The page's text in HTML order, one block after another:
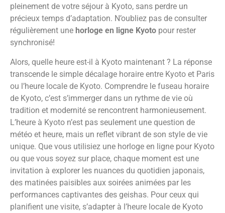
pleinement de votre séjour à Kyoto, sans perdre un
précieux temps d’adaptation. N’oubliez pas de consulter
régulièrement une horloge en ligne Kyoto pour rester
synchronisé!
Alors, quelle heure est-il à Kyoto maintenant ? La réponse
transcende le simple décalage horaire entre Kyoto et Paris
ou l’heure locale de Kyoto. Comprendre le fuseau horaire
de Kyoto, c’est s’immerger dans un rythme de vie où
tradition et modernité se rencontrent harmonieusement.
L’heure à Kyoto n’est pas seulement une question de
météo et heure, mais un reflet vibrant de son style de vie
unique. Que vous utilisiez une horloge en ligne pour Kyoto
ou que vous soyez sur place, chaque moment est une
invitation à explorer les nuances du quotidien japonais,
des matinées paisibles aux soirées animées par les
performances captivantes des geishas. Pour ceux qui
planifient une visite, s’adapter à l’heure locale de Kyoto